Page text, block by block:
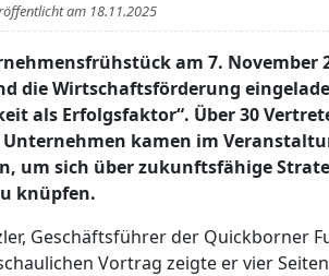
am 18.11.2025
am 7. November
die Wirtschaftsförderung
als Erfolgsfaktor“. Über 30
kamen im
um sich über zukunftsfähige
knüpfen.
Geschäftsführer der Quickborner
Vortrag zeigte er vier